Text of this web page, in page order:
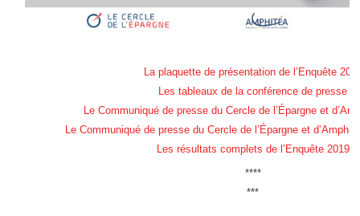
La plaquette de présentation de l’Enquête
Les tableaux de la conférence de presse
Le Communiqué de presse du Cercle de l’Épargne et
Le Communiqué de presse du Cercle de l’Épargne et
Les résultats complets de l’Enquête 2019
****
***